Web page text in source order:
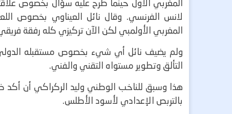
المغربي الأول حينما طرح عليه سؤال بخصوص
لانس الفرنسي. وقال نائل العيناوي بخصوص
المغربي الأولمبي لكن الآن تركيزي كله رفقة
ولم يضيف نائل أي شيء بخصوص مستقبله
التألق وتطوير مستواه التقني والفني.
هذا وسبق للناخب الوطني وليد الركراكي أن أكد
بالتربص الإعدادي لأسود الأطلس.